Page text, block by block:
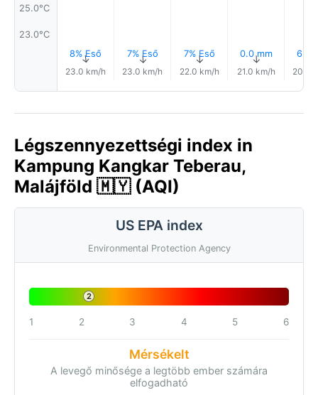
25.0°C
23.0°C
8% Eső
↑
23.0 km/h
7% Eső
↑
23.0 km/h
7% Eső
↑
22.0 km/h
0.0 mm
↑
21.0 km/h
6%
20.0
Légszennyezettségi index in
Kampung Kangkar Teberau,
Malájföld 🇲🇾 (AQI)
US EPA index
Environmental Protection Agency
2
1 2 3 4 5 6
Mérsékelt
A levegő minősége a legtöbb ember számára
elfogadható